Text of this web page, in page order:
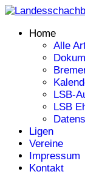
Home
Alle
LSB-
LSB
Ligen
Vereine
Impressum
Kontakt